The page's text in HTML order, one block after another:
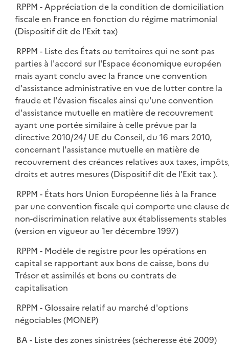
RPPM - Appréciation de la condition de domiciliation
fiscale en France en fonction du régime matrimonial
(Dispositif dit de l'Exit tax)
RPPM - Liste des États ou territoires qui ne sont pas
parties à l'accord sur l'Espace économique européen
mais ayant conclu avec la France une convention
d'assistance administrative en vue de lutter contre la
fraude et l'évasion fiscales ainsi qu'une convention
d'assistance mutuelle en matière de recouvrement
ayant une portée similaire à celle prévue par la
directive 2010/24/ UE du Conseil, du 16 mars 2010,
concernant l'assistance mutuelle en matière de
recouvrement des créances relatives aux taxes,
droits et autres mesures (Dispositif dit de l'Exit tax ).
RPPM - États hors Union Européenne liés à la France
par une convention fiscale qui comporte une clause
non-discrimination relative aux établissements stables
(version en vigueur au 1er décembre 1997)
RPPM - Modèle de registre pour les opérations en
capital se rapportant aux bons de caisse, bons du
Trésor et assimilés et bons ou contrats de
capitalisation
RPPM - Glossaire relatif au marché d'options
négociables (MONEP)
BA - Liste des zones sinistrées (sécheresse été 2009)